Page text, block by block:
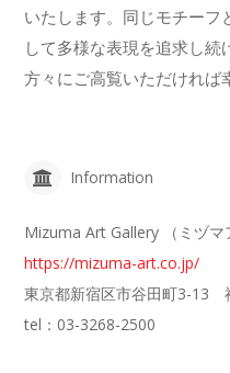
いたします。同じモチーフ
して多様な表現を追求し
方々にご高覧いただければ
Information
Mizuma Art Gallery （ミヅマ
https://mizuma-art.co.jp/
東京都新宿区市谷田町3-13
tel：03-3268-2500